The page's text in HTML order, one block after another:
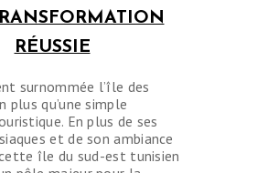
RÉUSSIE
surnommée l’île des
plus qu’une simple
En plus de ses
et de son ambiance
île du sud-est tunisien